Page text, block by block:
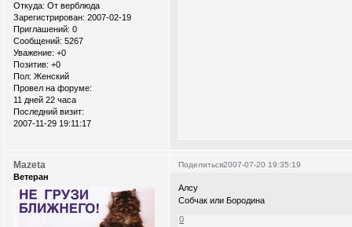
Откуда: От верблюда
Зарегистрирован: 2007-02-19
Приглашений: 0
Сообщений: 5267
Уважение: +0
Позитив: +0
Пол: Женский
Провел на форуме:
11 дней 22 часа
Последний визит:
2007-11-29 19:11:17
Поделиться2007-07-20 19:35:19
Mazeta
Ветеран
Алсу
Собчак или Бородина
0